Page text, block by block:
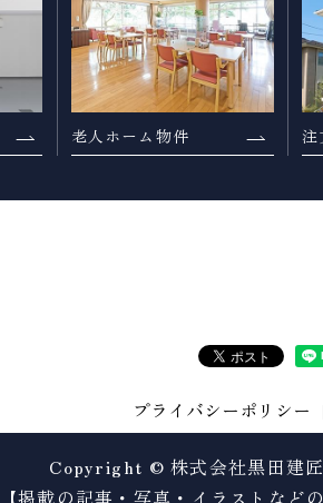
老人ホーム物件 注
プライバシーポリシー
Copyright © 株式会社黒田建
【掲載の記事・写真・イラストなど